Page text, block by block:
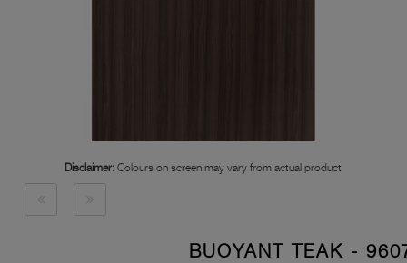
Disclaimer: Colours on screen may vary from actual product
9607 - BUOYANT